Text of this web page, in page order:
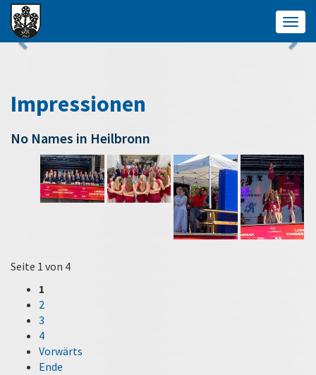
Impressionen
No Names in Heilbronn
Seite 1 von 4
1
2
3
4
Vorwärts
Ende